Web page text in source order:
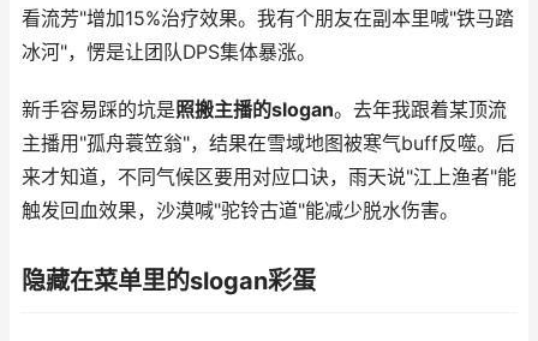
看流芳"增加15%治疗效果。我有个朋友在副本里喊"铁马踏
冰河"，愣是让团队DPS集体暴涨。
新手容易踩的坑是照搬主播的slogan。去年我跟着某顶流
主播用"孤舟蓑笠翁"，结果在雪域地图被寒气buff反噬。后
来才知道，不同气候区要用对应口诀，雨天说"江上渔者"能
触发回血效果，沙漠喊"驼铃古道"能减少脱水伤害。
隐藏在菜单里的slogan彩蛋